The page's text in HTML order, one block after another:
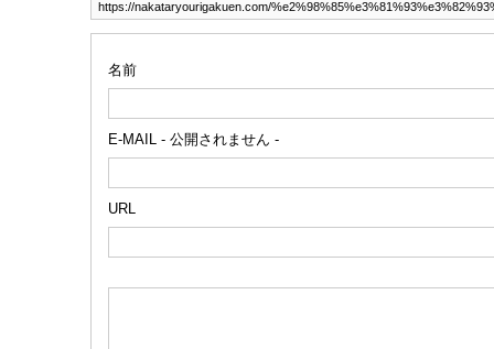
名前
E-MAIL - 公開されません -
URL